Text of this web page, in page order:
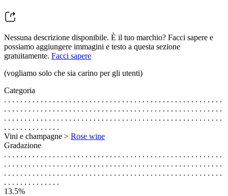
Nessuna descrizione disponibile. È il tuo marchio? Facci sapere e
possiamo aggiungere immagini e testo a questa sezione
gratuitamente. Facci sapere
(vogliamo solo che sia carino per gli utenti)
Categoria
. . . . . . . . . . . . . . . . . . . . . . . . . . . . . . . . . . . . . . . . . . . . . . . . . . . . . .
. . . . . . . . . . . . . . . . . . . . . . . . . . . . . . . . . . . . . . . . . . . . . . . . . . . . . .
. . . . . . . . . . . . . . . . . . . . . . . . . . . . . . . . . . . . . . . . . . . . . . . . . . . . . .
. . . . . . . . . . . . . .
Vini e champagne > Rose wine
Gradazione
. . . . . . . . . . . . . . . . . . . . . . . . . . . . . . . . . . . . . . . . . . . . . . . . . . . . . .
. . . . . . . . . . . . . . . . . . . . . . . . . . . . . . . . . . . . . . . . . . . . . . . . . . . . . .
. . . . . . . . . . . . . . . . . . . . . . . . . . . . . . . . . . . . . . . . . . . . . . . . . . . . . .
. . . . . . . . . . . . . .
13.5%